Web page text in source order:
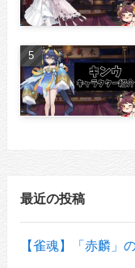
最近の投稿
【雀魂】「赤麟」